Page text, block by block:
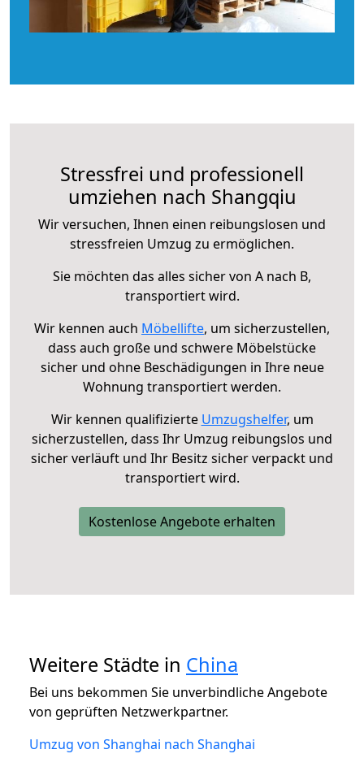
Stressfrei und professionell
umziehen nach Shangqiu
Wir versuchen, Ihnen einen reibungslosen und
stressfreien Umzug zu ermöglichen.
Sie möchten das alles sicher von A nach B,
transportiert wird.
Wir kennen auch Möbellifte, um sicherzustellen,
dass auch große und schwere Möbelstücke
sicher und ohne Beschädigungen in Ihre neue
Wohnung transportiert werden.
Wir kennen qualifizierte Umzugshelfer, um
sicherzustellen, dass Ihr Umzug reibungslos und
sicher verläuft und Ihr Besitz sicher verpackt und
transportiert wird.
Kostenlose Angebote erhalten
Weitere Städte in China
Bei uns bekommen Sie unverbindliche Angebote
von geprüften Netzwerkpartner.
Umzug von Shanghai nach Shanghai